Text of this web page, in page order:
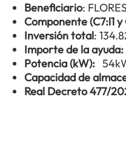
Beneficiario:
Componente (C7:l1 y
Inversión total:
Importe de la ayuda:
Potencia (kW):
Capacidad de
Real Decreto 477/